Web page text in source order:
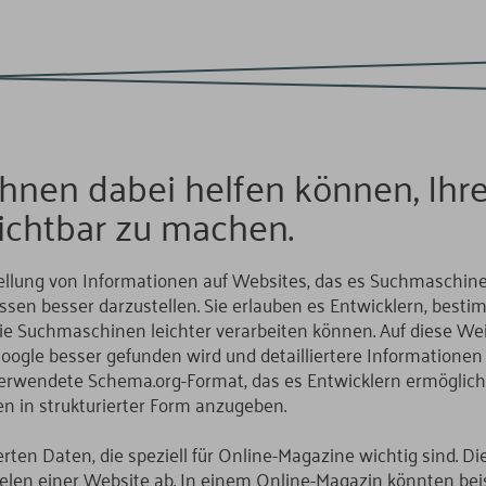
dabei helfen können,
zu machen.
von Informationen auf Websites, das es
besser darzustellen. Sie erlauben es Entwicklern,
Suchmaschinen leichter verarbeiten können. Auf diese
besser gefunden wird und detailliertere
Schema.org-Format, das es Entwicklern
in strukturierter Form anzugeben.
Daten, die speziell für Online-Magazine wichtig sind.
einer Website ab. In einem Online-Magazin könnten